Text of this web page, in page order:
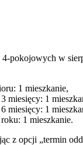
4-pokojowych w
1 mieszkanie,
miesięcy: 1
miesięcy: 1
1 mieszkanie.
z opcji „termin